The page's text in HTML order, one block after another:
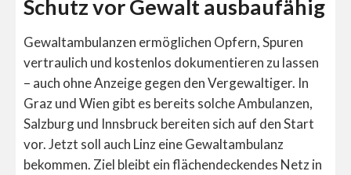
Schutz vor Gewalt ausbaufähig
Gewaltambulanzen ermöglichen Opfern, Spuren
vertraulich und kostenlos dokumentieren zu lassen
– auch ohne Anzeige gegen den Vergewaltiger. In
Graz und Wien gibt es bereits solche Ambulanzen,
Salzburg und Innsbruck bereiten sich auf den Start
vor. Jetzt soll auch Linz eine Gewaltambulanz
bekommen. Ziel bleibt ein flächendeckendes Netz in